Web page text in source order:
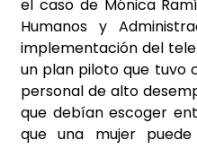
el caso de Mónica
Humanos y
implementación del
un plan piloto que tuvo
personal de alto
que debían escoger
que una mujer